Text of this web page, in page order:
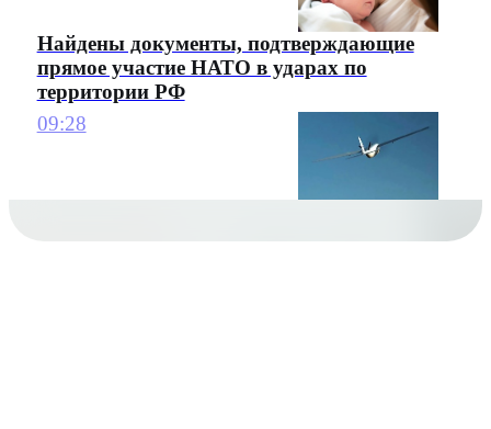
Найдены документы, подтверждающие
прямое участие НАТО в ударах по
территории РФ
09:28